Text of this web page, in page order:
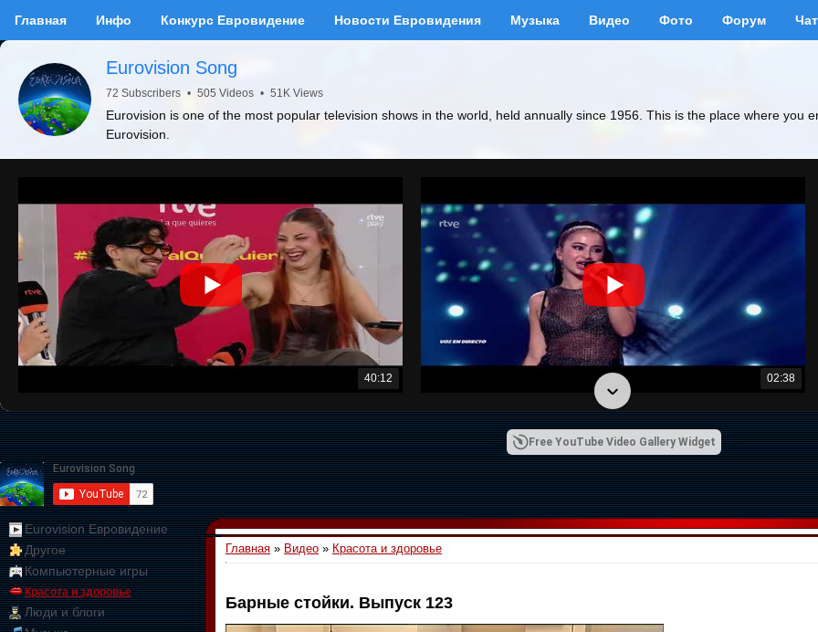
Главная Инфо Конкурс Евровидение Новости Евровидения Музыка Видео Фото Форум Чат
Eurovision Song
72 Subscribers • 505 Videos • 51K Views
Eurovision is one of the most popular television shows in the world, held annually since 1956. This is the place where you
Eurovision.
40:12 02:38
Free YouTube Video Gallery Widget
Eurovision Евровидение
Другое
Компьютерные игры
Красота и здоровье
Люди и блоги
Главная » Видео » Красота и здоровье
Барные стойки. Выпуск 123